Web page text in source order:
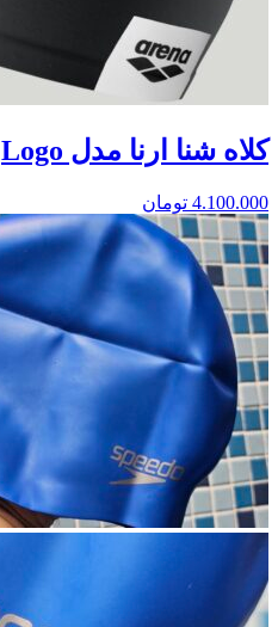
کلاه شنا ارنا مدل Logo
4.100.000 تومان